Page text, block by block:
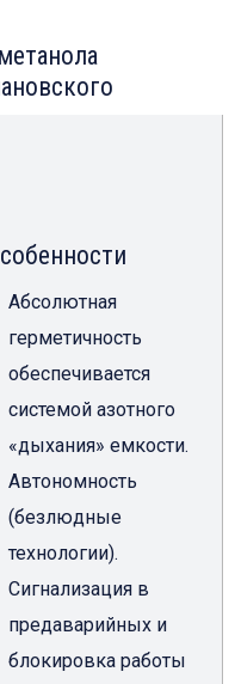
Абсолютная
герметичность
обеспечивается
системой азотного
«дыхания» емкости.
Автономность
(безлюдные
технологии).
Сигнализация в
предаварийных и
блокировка работы